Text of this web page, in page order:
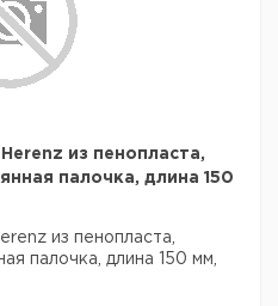
из пенопласта,
палочка, длина 150
из пенопласта,
палочка, длина 150 мм,